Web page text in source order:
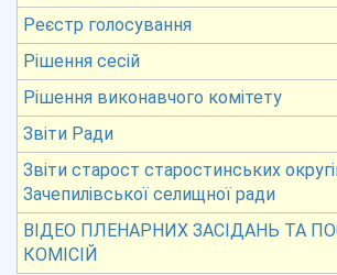
Реєстр голосування
Рішення сесій
Рішення виконавчого комітету
Звіти Ради
Звіти старост старостинських
Зачепилівської селищної ради
ВІДЕО ПЛЕНАРНИХ ЗАСІДАНЬ ТА
КОМІСІЙ